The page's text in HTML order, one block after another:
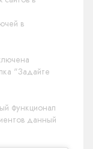
в
"Задайте
функционал
данный